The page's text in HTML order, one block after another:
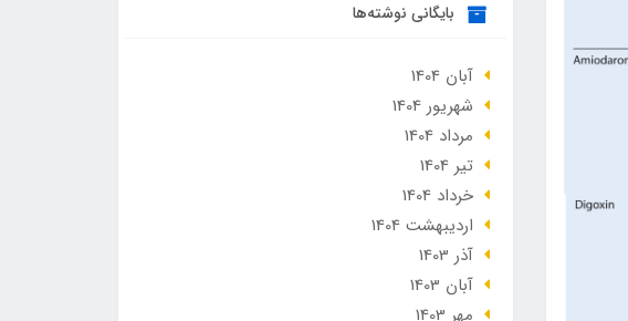
بایگانی نوشته‌ها
آبان 1404
شهریور 1404
مرداد 1404
تير 1404
خرداد 1404
ارديبهشت 1404
آذر 1403
آبان 1403
مهر 1403